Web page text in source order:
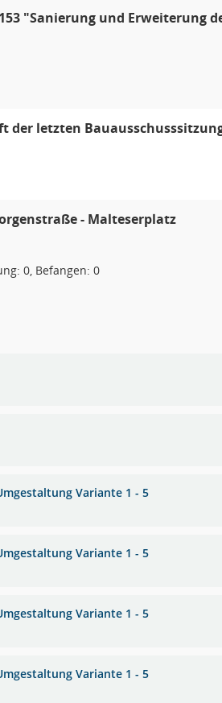
"Sanierung und Erweiterung
der letzten
- Malteserplatz
0, Befangen: 0
Variante 1 - 5
Variante 1 - 5
Variante 1 - 5
Variante 1 - 5